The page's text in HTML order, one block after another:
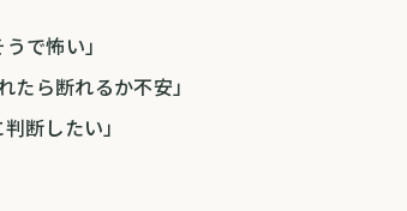
で怖い」
たら断れるか不安」
断したい」